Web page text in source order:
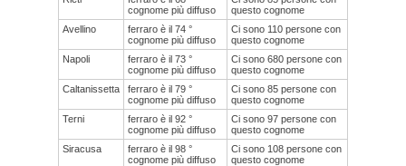
cognome più diffuso
questo cognome
Avellino
ferraro è il 74 °
cognome più diffuso
Ci sono 110 persone con
questo cognome
Napoli
ferraro è il 73 °
cognome più diffuso
Ci sono 680 persone con
questo cognome
Caltanissetta
ferraro è il 79 °
cognome più diffuso
Ci sono 85 persone con
questo cognome
Terni
ferraro è il 92 °
cognome più diffuso
Ci sono 97 persone con
questo cognome
Siracusa
ferraro è il 98 °
cognome più diffuso
Ci sono 108 persone con
questo cognome